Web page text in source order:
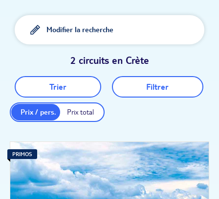
Modifier la recherche
2 circuits en Crète
Trier Filtrer
Prix total
Prix / pers.
PRIMOS